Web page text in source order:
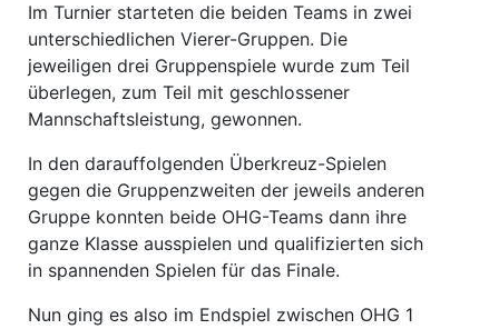
Im Turnier starteten die beiden Teams in zwei
unterschiedlichen Vierer-Gruppen. Die
jeweiligen drei Gruppenspiele wurde zum Teil
überlegen, zum Teil mit geschlossener
Mannschaftsleistung, gewonnen.
In den darauffolgenden Überkreuz-Spielen
gegen die Gruppenzweiten der jeweils anderen
Gruppe konnten beide OHG-Teams dann ihre
ganze Klasse ausspielen und qualifizierten sich
in spannenden Spielen für das Finale.
Nun ging es also im Endspiel zwischen OHG 1